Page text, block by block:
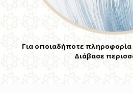
Για οποιαδήποτε πληροφορία
Διάβασε